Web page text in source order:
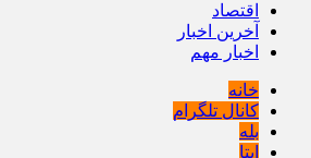
اقتصاد
آخرین اخبار
اخبار مهم
خانه
کانال تلگرام
بله
ایتا